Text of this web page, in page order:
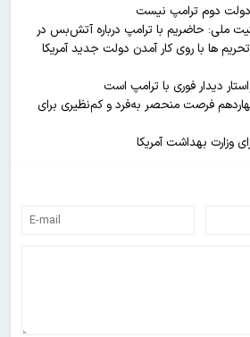
دوم ترامپ نیست
ملی: حاضریم با ترامپ درباره آتش‌بس در
ها با روی کار آمدن دولت جدید آمریکا
دیدار فوری با ترامپ است
فرصت منحصر به‌فرد و کم‌نظیری برای
وزارت بهداشت آمریکا